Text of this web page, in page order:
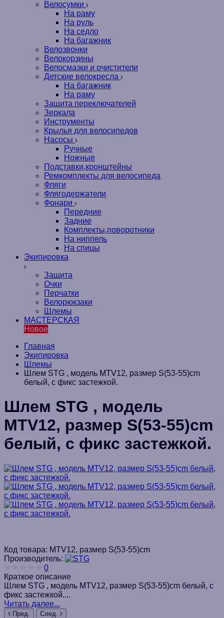
Велосумки
На раму
На руль
На седло
На багажник
Велозвонки
Велокорзины
Велосмазки и очистители
Детские велокресла
На багажник
На раму
Защита переключателей
Зеркала
Инструменты
Крылья для велосипедов
Насосы
Ручные
Ножные
Подставки,кронштейны
Ремкомплекты для велосипеда
Фляги
Флягодержатели
Фонари
Передние
Задние
Комплекты,поворотники
На ниппель
На спицы
Экипировка
Защита
Очки
Перчатки
Велорюкзаки
Шлемы
МАСТЕРСКАЯ
Новое
Главная
Экипировка
Шлемы
Шлем STG , модель MTV12, размер S(53-55)cm
белый, с фикс застежкой.
Шлем STG , модель
MTV12, размер S(53-55)cm
белый, с фикс застежкой.
Код товара: MTV12, размер S(53-55)cm
Производитель:
0
Краткое описание
Шлем STG , модель MTV12, размер S(53-55)cm белый, с
фикс застежкой....
Читать далее...
Пред. След.